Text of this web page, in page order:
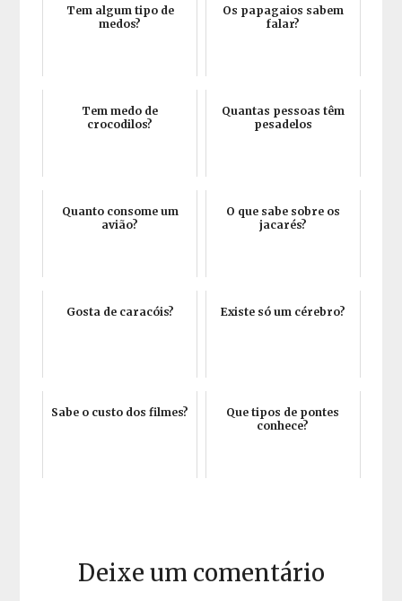
Tem algum tipo de
medos?
Os papagaios sabem
falar?
Tem medo de
crocodilos?
Quantas pessoas têm
pesadelos
Quanto consome um
avião?
O que sabe sobre os
jacarés?
Gosta de caracóis? Existe só um cérebro?
Sabe o custo dos filmes?
Que tipos de pontes
conhece?
Deixe um comentário